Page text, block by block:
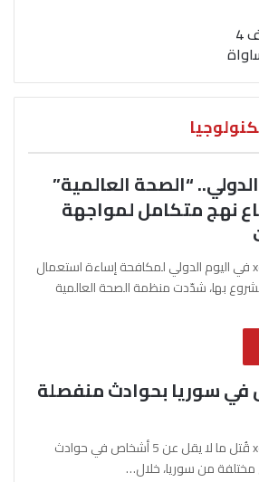
السياسية.. تركيا توقف 4
“الصحة العالمية”
نهج متكامل لمواجهة
آفرين علو ـ xeber24.net في اليوم الدولي لمكافحة إساءة استعمال
بها، شدّدت منظمة الصحة العالمية
في سوريا بحوادث منفصلة
آفرين علو ـ xeber24.net قُتل ما لا يقل عن 5 أشخاص في حوادث
من سوريا، خلال…